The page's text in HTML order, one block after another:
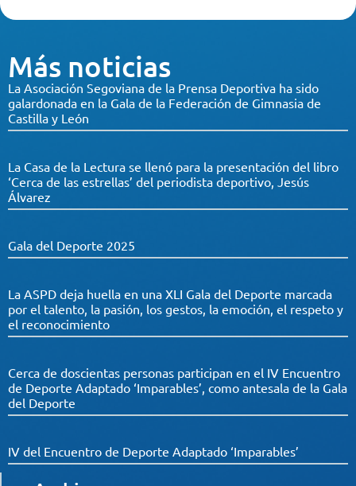
Más noticias
La Asociación Segoviana de la Prensa Deportiva ha sido
galardonada en la Gala de la Federación de Gimnasia de
Castilla y León
La Casa de la Lectura se llenó para la presentación del libro
‘Cerca de las estrellas’ del periodista deportivo, Jesús
Álvarez
Gala del Deporte 2025
La ASPD deja huella en una XLI Gala del Deporte marcada
por el talento, la pasión, los gestos, la emoción, el respeto y
el reconocimiento
Cerca de doscientas personas participan en el IV Encuentro
de Deporte Adaptado ‘Imparables’, como antesala de la Gala
del Deporte
IV del Encuentro de Deporte Adaptado ‘Imparables’